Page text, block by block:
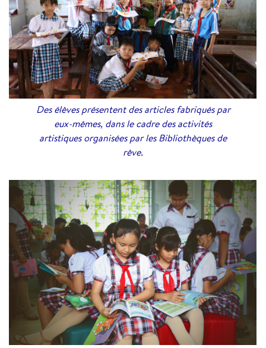
Des élèves présentent des articles fabriqués par
eux-mêmes, dans le cadre des activités
artistiques organisées par les Bibliothèques de
rêve.